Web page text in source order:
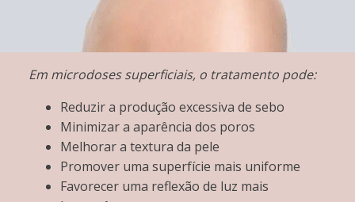
Em microdoses superficiais, o tratamento pode:
Reduzir a produção excessiva de sebo
Minimizar a aparência dos poros
Melhorar a textura da pele
Promover uma superfície mais uniforme
Favorecer uma reflexão de luz mais